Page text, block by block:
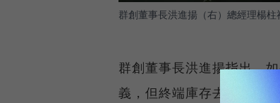
群創董事長洪進揚（右）總經理楊柱
群創董事長洪進揚指出，
義，但終端庫存去化較預